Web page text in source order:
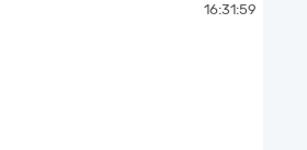
16:31:59